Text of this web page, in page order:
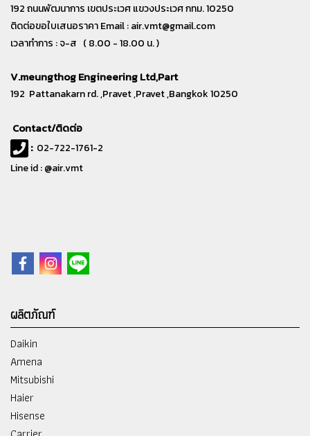
192 ถนนพัฒนาการ เขตประเวศ แขวงประเวศ กทม. 10250
ติดต่อขอใบเสนอราคา Email :air.vmt@gmail.com
เวลาทำการ : จ-ส ( 8.00 - 18.00 น. )
V.meungthog Engineering Ltd,Part
192 Pattanakarn rd. ,Pravet ,Pravet ,Bangkok 10250
Contact/ติดต่อ
: 02-722-1761-2
Line id : @air.vmt
ผลิตภัณฑ์
Daikin
Amena
Mitsubishi
Haier
Hisense